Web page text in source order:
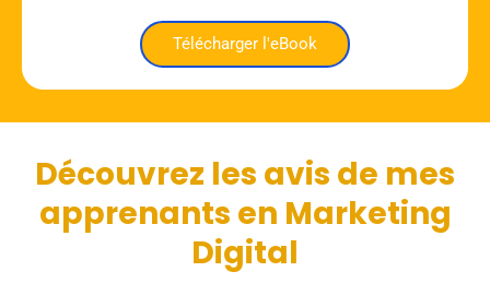
Télécharger l'eBook
Découvrez les avis de mes
apprenants en Marketing
Digital